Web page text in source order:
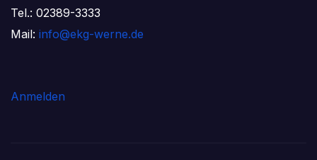
Tel.: 02389-3333
Mail: info@ekg-werne.de
Anmelden